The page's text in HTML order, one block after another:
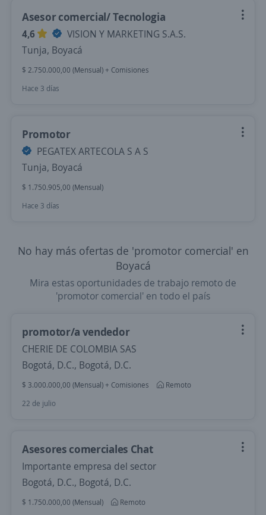
Asesor comercial/ Tecnologia
4,6
VISION Y MARKETING S.A.S.
Tunja, Boyacá
$ 2.750.000,00 (Mensual) + Comisiones
Hace 3 días
Promotor
PEGATEX ARTECOLA S A S
Tunja, Boyacá
$ 1.750.905,00 (Mensual)
Hace 3 días
No hay más ofertas de 'promotor comercial' en
Boyacá
Mira estas oportunidades de trabajo remoto de
'promotor comercial' en todo el país
promotor/a vendedor
CHERIE DE COLOMBIA SAS
Bogotá, D.C., Bogotá, D.C.
$ 3.000.000,00 (Mensual) + Comisiones
Remoto
22 de julio
Asesores comerciales Chat
Importante empresa del sector
Bogotá, D.C., Bogotá, D.C.
$ 1.750.000,00 (Mensual) Remoto